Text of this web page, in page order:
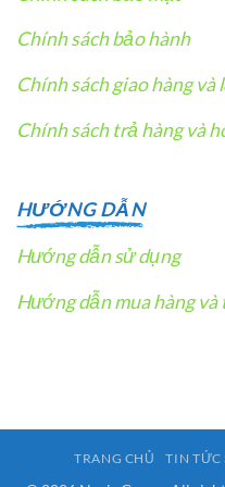
Chính sách bảo hành
Chính sách giao hàng và
Chính sách trả hàng và
HƯỚNG DẪN
Hướng dẫn sử dụng
Hướng dẫn mua hàng
TRANG CHỦ TIN TỨC